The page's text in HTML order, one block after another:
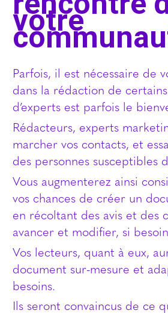
votre
Parfois, il est nécessaire de
dans la rédaction de certains
d’experts est parfois le
Rédacteurs, experts
marcher vos contacts, et
des personnes susceptibles
Vous augmenterez ainsi
vos chances de créer un
en récoltant des avis et des
avancer et modifier, si
Vos lecteurs, quant à eux,
document sur-mesure et
besoins.
Ils seront convaincus de ce